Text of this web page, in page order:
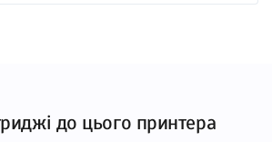
до цього принтера